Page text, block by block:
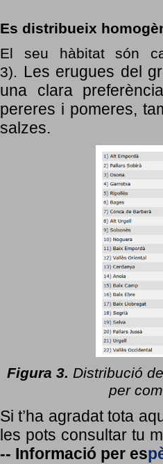
Es distribueix
El seu hàbitat són
3). Les erugues del
una clara
pereres i pomeres,
salzes.
Figura 3. Distribució
per
Si t’ha agradat tota
les pots consultar tu
-- Informació per es